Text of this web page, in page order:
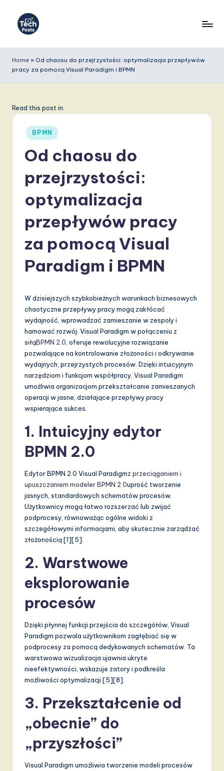
e
c
P
T
in
A
w
Home » Od chaosu do przejrzystości: optymalizacja przepływów
pracy za pomocą Visual Paradigm i BPMN
Read this post in:
Posted
in
BPMN
Od chaosu do
przejrzystości:
optymalizacja
przepływów pracy
za pomocą Visual
Paradigm i BPMN
W dzisiejszych szybkobieżnych warunkach biznesowych
chaotyczne przepływy pracy mogą zakłócać
wydajność, wprowadzać zamieszanie w zespoly i
hamować rozwój. Visual Paradigm w połączeniu z
siłąBPMN 2.0 , oferuje rewolucyjne rozwiązanie
pozwalające na kontrolowanie złożoności i odkrywanie
wydajnych, przejrzystych procesów. Dzięki intuicyjnym
narzędziom i funkcjom współpracy, Visual Paradigm
umożliwia organizacjom przekształcanie zamieszanych
operacji w jasne, działające przepływy pracy
wspierające sukces.
1. Intuicyjny edytor
BPMN 2.0
Edytor BPMN 2.0 Visual Paradigmz przeciąganiem i
upuszczaniem modeler BPMN 2.0uprość tworzenie
jasnych, standardowych schematów procesów.
Użytkownicy mogą łatwo rozszerzać lub zwijać
podprocesy, równoważąc ogólne widoki z
szczegółowymi informacjami, aby skutecznie zarządzać
złożonością [1][5].
2. Warstwowe
eksplorowanie
procesów
Dzięki płynnej funkcji przejścia do szczegółów, Visual
Paradigm pozwala użytkownikom zagłębiać się w
podprocesy za pomocą dedykowanych schematów. Ta
warstwowa wizualizacja ujawnia ukryte
nieefektywności, wskazuje zatory i podkreśla
możliwości optymalizacji [5][8].
3. Przekształcenie od
„obecnie” do
„przyszłości”
Visual Paradigm umożliwia tworzenie modeli procesów